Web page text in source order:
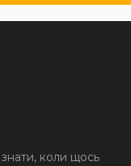
коли щось